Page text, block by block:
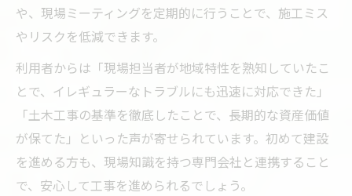
や、現場ミーティングを定期的に行うことで、施工ミス
やリスクを低減できます。
利用者からは「現場担当者が地域特性を熟知していたこ
とで、イレギュラーなトラブルにも迅速に対応できた」
「土木工事の基準を徹底したことで、長期的な資産価値
が保てた」といった声が寄せられています。初めて建設
を進める方も、現場知識を持つ専門会社と連携すること
で、安心して工事を進められるでしょう。